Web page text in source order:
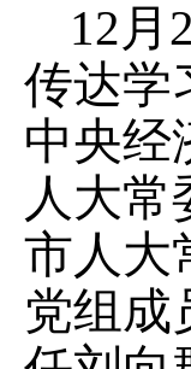
12月
传达学
中央经
人大
市人大
党组成